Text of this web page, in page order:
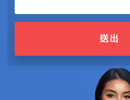
送出